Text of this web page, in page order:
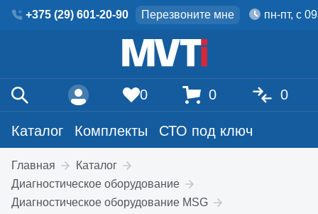
+375 (29) 601-20-90 Перезвоните мне пн-пт, с
Каталог Комплекты СТО под ключ
0 0 0
Главная
Каталог
Диагностическое оборудование
Диагностическое оборудование MSG